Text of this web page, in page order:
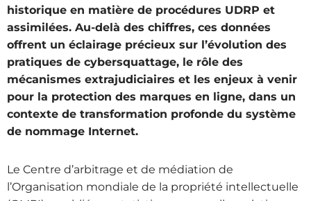
historique en matière de procédures UDRP et
assimilées. Au-delà des chiffres, ces données
offrent un éclairage précieux sur l’évolution des
pratiques de cybersquattage, le rôle des
mécanismes extrajudiciaires et les enjeux à venir
pour la protection des marques en ligne, dans un
contexte de transformation profonde du système
de nommage Internet.
Le Centre d’arbitrage et de médiation de
l’Organisation mondiale de la propriété intellectuelle